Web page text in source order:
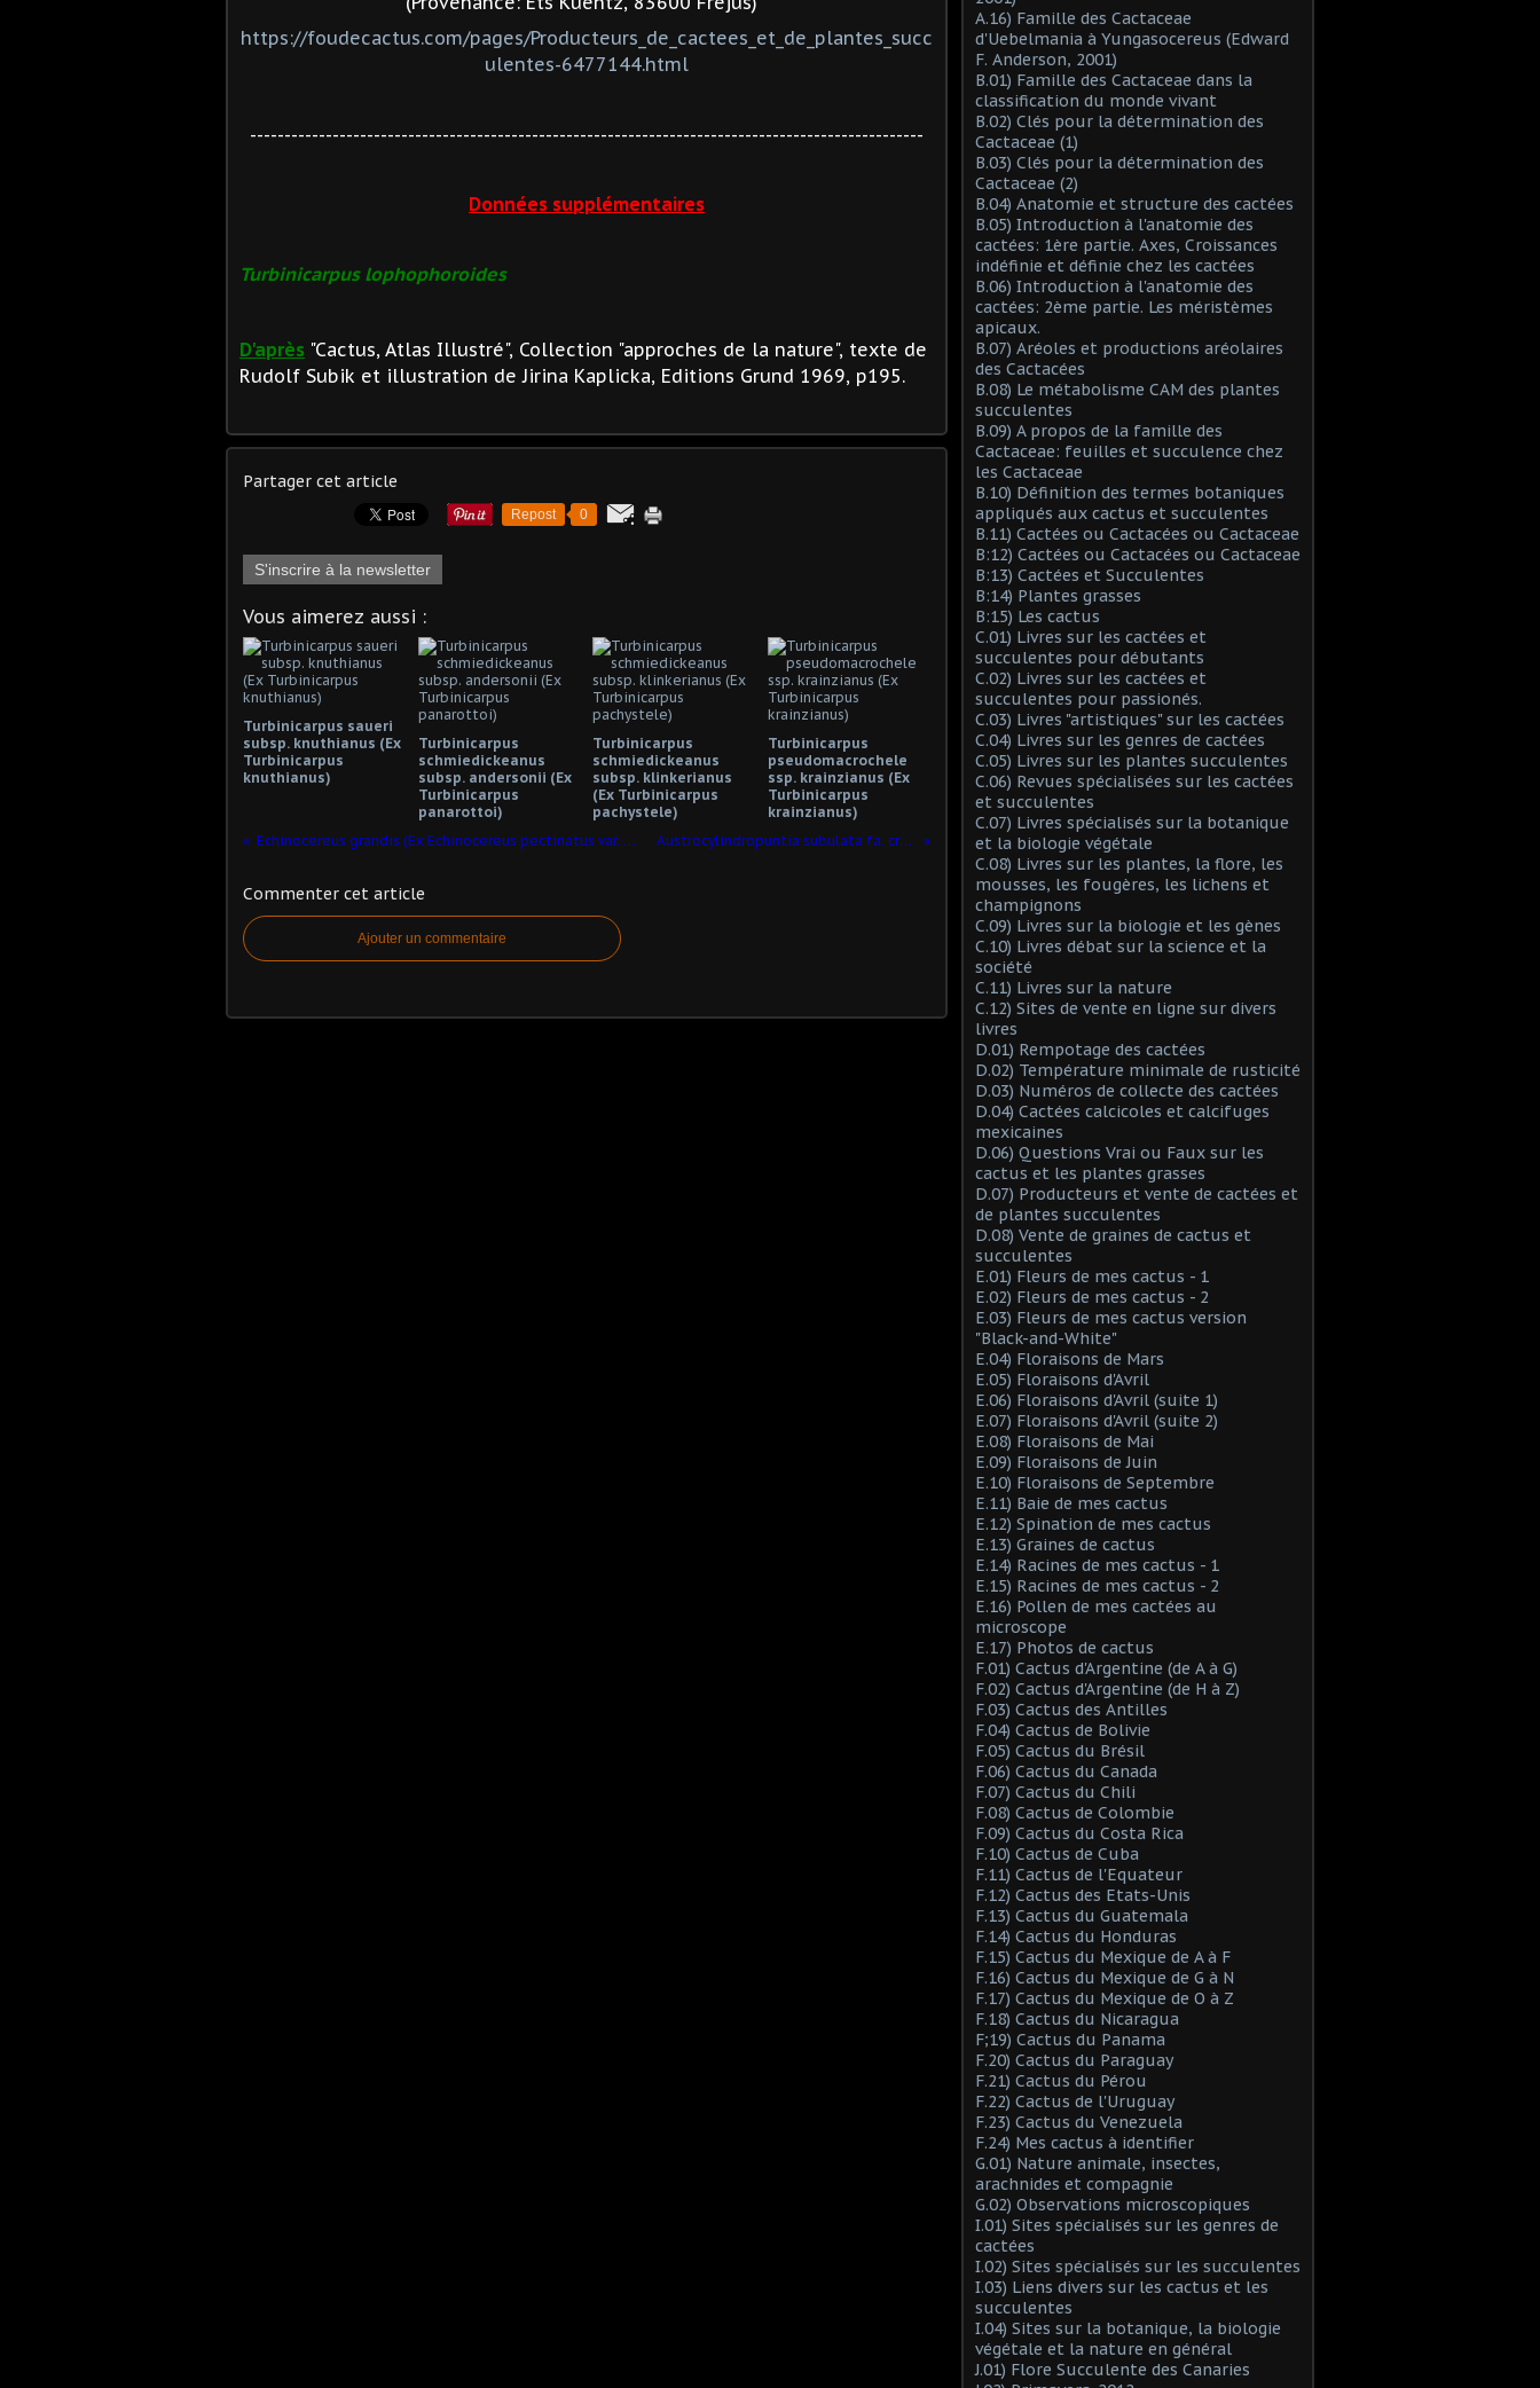
https://foudecactus.com/pages/Producteurs_de_cactees_et_de_plantes_succ
ulentes-6477144.html
--------------------------------------------------------------------------------------------------
Données supplémentaires
Turbinicarpus lophophoroides
D'après "Cactus, Atlas Illustré", Collection "approches de la nature", texte de
Rudolf Subik et illustration de Jirina Kaplicka, Editions Grund 1969, p195.
Partager cet article
Repost 0
S'inscrire à la newsletter
Vous aimerez aussi :
Turbinicarpus saueri
subsp. knuthianus (Ex
Turbinicarpus
knuthianus)
Turbinicarpus
schmiedickeanus
subsp. andersonii (Ex
Turbinicarpus
panarottoi)
Turbinicarpus
schmiedickeanus
subsp. klinkerianus
(Ex Turbinicarpus
pachystele)
Turbinicarpus
pseudomacrochele
ssp. krainzianus (Ex
Turbinicarpus
krainzianus)
Echinocereus grandis (Ex Echinocereus pectinatus var. grandis)
Austrocylindropuntia subulata fa. cristata
Commenter cet article
Ajouter un commentaire
A.16) Famille des Cactaceae
d'Uebelmania à Yungasocereus (Edward
F. Anderson, 2001)
B.01) Famille des Cactaceae dans la
classification du monde vivant
B.02) Clés pour la détermination des
Cactaceae (1)
B.03) Clés pour la détermination des
Cactaceae (2)
B.04) Anatomie et structure des cactées
B.05) Introduction à l'anatomie des
cactées: 1ère partie. Axes, Croissances
indéfinie et définie chez les cactées
B.06) Introduction à l'anatomie des
cactées: 2ème partie. Les méristèmes
apicaux.
B.07) Aréoles et productions aréolaires
des Cactacées
B.08) Le métabolisme CAM des plantes
succulentes
B.09) A propos de la famille des
Cactaceae: feuilles et succulence chez
les Cactaceae
B.10) Définition des termes botaniques
appliqués aux cactus et succulentes
B.11) Cactées ou Cactacées ou Cactaceae
B:12) Cactées ou Cactacées ou Cactaceae
B:13) Cactées et Succulentes
B:14) Plantes grasses
B:15) Les cactus
C.01) Livres sur les cactées et
succulentes pour débutants
C.02) Livres sur les cactées et
succulentes pour passionés.
C.03) Livres "artistiques" sur les cactées
C.04) Livres sur les genres de cactées
C.05) Livres sur les plantes succulentes
C.06) Revues spécialisées sur les cactées
et succulentes
C.07) Livres spécialisés sur la botanique
et la biologie végétale
C.08) Livres sur les plantes, la flore, les
mousses, les fougères, les lichens et
champignons
C.09) Livres sur la biologie et les gènes
C.10) Livres débat sur la science et la
société
C.11) Livres sur la nature
C.12) Sites de vente en ligne sur divers
livres
D.01) Rempotage des cactées
D.02) Température minimale de rusticité
D.03) Numéros de collecte des cactées
D.04) Cactées calcicoles et calcifuges
mexicaines
D.06) Questions Vrai ou Faux sur les
cactus et les plantes grasses
D.07) Producteurs et vente de cactées et
de plantes succulentes
D.08) Vente de graines de cactus et
succulentes
E.01) Fleurs de mes cactus - 1
E.02) Fleurs de mes cactus - 2
E.03) Fleurs de mes cactus version
"Black-and-White"
E.04) Floraisons de Mars
E.05) Floraisons d'Avril
E.06) Floraisons d'Avril (suite 1)
E.07) Floraisons d'Avril (suite 2)
E.08) Floraisons de Mai
E.09) Floraisons de Juin
E.10) Floraisons de Septembre
E.11) Baie de mes cactus
E.12) Spination de mes cactus
E.13) Graines de cactus
E.14) Racines de mes cactus - 1
E.15) Racines de mes cactus - 2
E.16) Pollen de mes cactées au
microscope
E.17) Photos de cactus
F.01) Cactus d'Argentine (de A à G)
F.02) Cactus d'Argentine (de H à Z)
F.03) Cactus des Antilles
F.04) Cactus de Bolivie
F.05) Cactus du Brésil
F.06) Cactus du Canada
F.07) Cactus du Chili
F.08) Cactus de Colombie
F.09) Cactus du Costa Rica
F.10) Cactus de Cuba
F.11) Cactus de l'Equateur
F.12) Cactus des Etats-Unis
F.13) Cactus du Guatemala
F.14) Cactus du Honduras
F.15) Cactus du Mexique de A à F
F.16) Cactus du Mexique de G à N
F.17) Cactus du Mexique de O à Z
F.18) Cactus du Nicaragua
F;19) Cactus du Panama
F.20) Cactus du Paraguay
F.21) Cactus du Pérou
F.22) Cactus de l'Uruguay
F.23) Cactus du Venezuela
F.24) Mes cactus à identifier
G.01) Nature animale, insectes,
arachnides et compagnie
G.02) Observations microscopiques
I.01) Sites spécialisés sur les genres de
cactées
I.02) Sites spécialisés sur les succulentes
I.03) Liens divers sur les cactus et les
succulentes
I.04) Sites sur la botanique, la biologie
végétale et la nature en général
J.01) Flore Succulente des Canaries